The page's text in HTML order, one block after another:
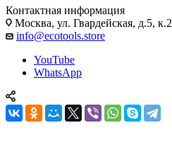
Контактная информация
Москва, ул. Гвардейская, д.5, к.2
info@ecotools.store
YouTube
WhatsApp